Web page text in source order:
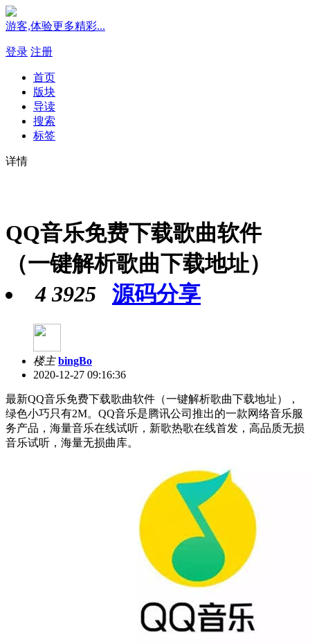
游客,体验更多精彩...
登录 注册
首页
版块
导读
搜索
标签
详情
QQ音乐免费下载歌曲软件
（一键解析歌曲下载地址）
4 3925 源码分享
楼主 bingBo
2020-12-27 09:16:36
最新QQ音乐免费下载歌曲软件（一键解析歌曲下载地址），
绿色小巧只有2M。QQ音乐是腾讯公司推出的一款网络音乐服
务产品，海量音乐在线试听，新歌热歌在线首发，高品质无损
音乐试听，海量无损曲库。